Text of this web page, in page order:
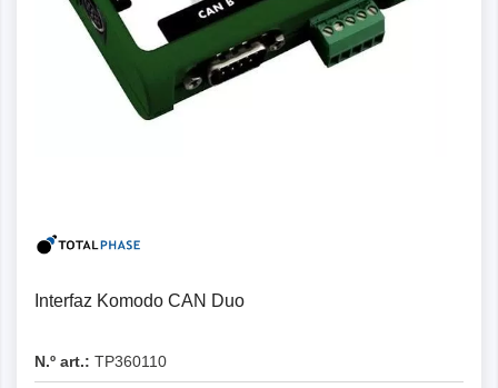
Interfaz Komodo CAN Duo
N.º art.: TP360110